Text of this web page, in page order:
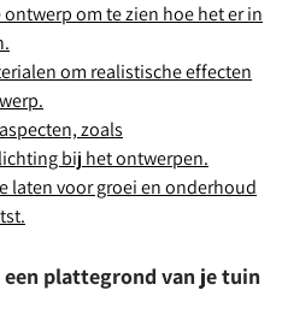
om te zien hoe het er in
om realistische effecten
zoals
bij het ontwerpen.
laten voor groei en onderhoud
plattegrond van je tuin